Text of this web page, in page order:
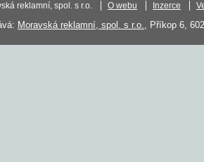
reklamní, spol. s r.o. O webu Inzerce
Moravská reklamní, spol. s r.o., Příkop 6,